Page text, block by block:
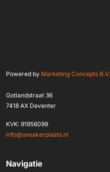
Powered by Marketing Concepts B.V.
Gotlandstraat 36
7418 AX Deventer
KVK: 91956099
info@sneakerplaats.nl
Navigatie